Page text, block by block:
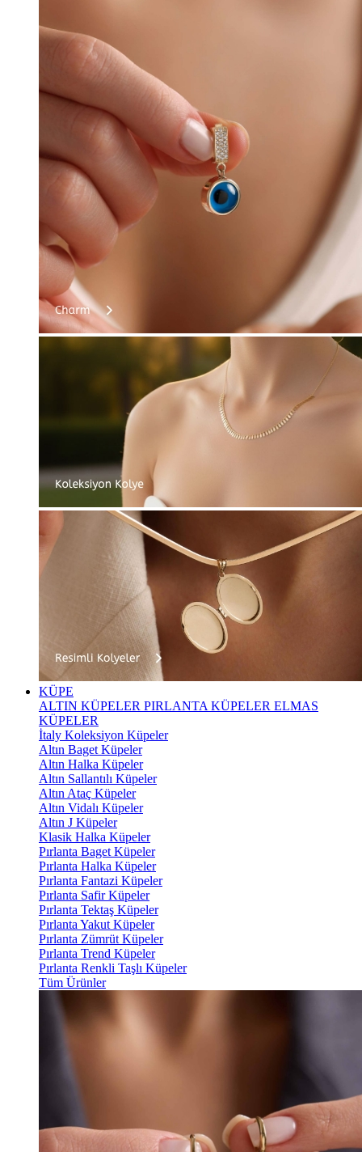
KÜPE
ALTIN KÜPELER PIRLANTA KÜPELER ELMAS
KÜPELER
İtaly Koleksiyon Küpeler
Altın Baget Küpeler
Altın Halka Küpeler
Altın Sallantılı Küpeler
Altın Ataç Küpeler
Altın Vidalı Küpeler
Altın J Küpeler
Klasik Halka Küpeler
Pırlanta Baget Küpeler
Pırlanta Halka Küpeler
Pırlanta Fantazi Küpeler
Pırlanta Safir Küpeler
Pırlanta Tektaş Küpeler
Pırlanta Yakut Küpeler
Pırlanta Zümrüt Küpeler
Pırlanta Trend Küpeler
Pırlanta Renkli Taşlı Küpeler
Tüm Ürünler